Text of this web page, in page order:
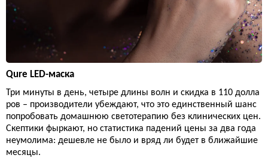
Qure LED-маска
Три минуты в день, четыре длины волн и скидка в 110 долла
ров – производители убеждают, что это единственный шанс
попробовать домашнюю светотерапию без клинических цен.
Скептики фыркают, но статистика падений цены за два года
неумолима: дешевле не было и вряд ли будет в ближайшие
месяцы.